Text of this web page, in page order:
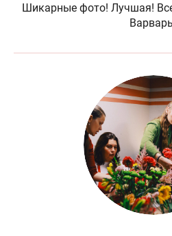
Шикарные фото! Лучшая!